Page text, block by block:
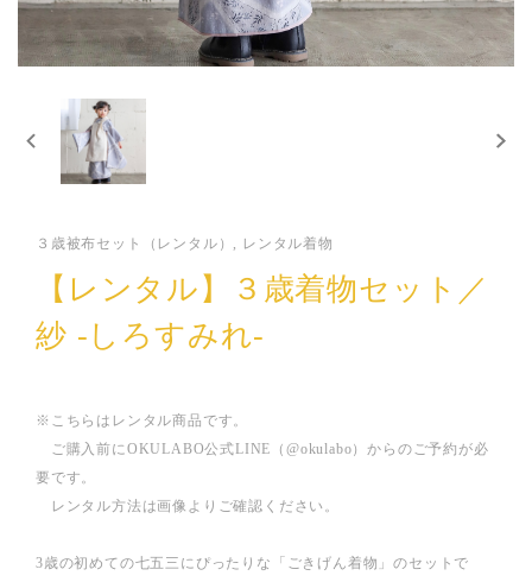
３歳被布セット（レンタル）, レンタル着物
【レンタル】３歳着物セット／
紗 -しろすみれ-
※こちらはレンタル商品です。
ご購入前にOKULABO公式LINE（@okulabo）からのご予約が必
要です。
レンタル方法は画像よりご確認ください。
3歳の初めての七五三にぴったりな「ごきげん着物」のセットで